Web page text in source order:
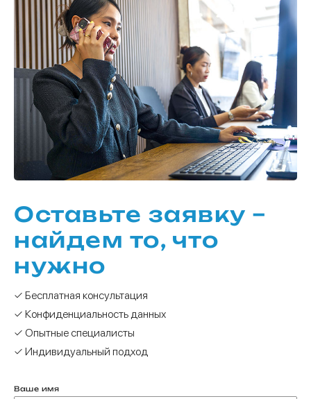
Оставьте заявку –
найдем то, что
нужно
✓ Бесплатная консультация
✓ Конфиденциальность данных
✓ Опытные специалисты
✓ Индивидуальный подход
Ваше имя